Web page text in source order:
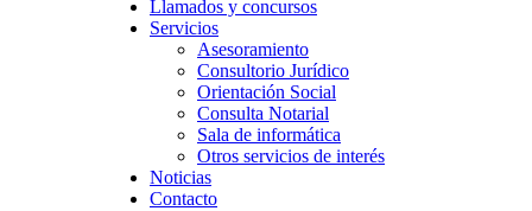
Llamados y concursos
Servicios
Asesoramiento
Consultorio Jurídico
Orientación Social
Consulta Notarial
Sala de informática
Otros servicios de interés
Noticias
Contacto